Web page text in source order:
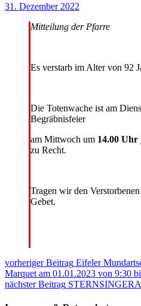
31. Dezember 2022
Mitteilung der Pfarre
Es verstarb im Alter von 92
Die Totenwache ist am
Begräbnisfeier
am Mittwoch um 14.00 Uhr
zu Recht.
Tragen wir den
Gebet.
Beitragsnavigation
vorheriger Beitrag Eifeler
Marquet am 01.01.2023 von 9:30
nächster Beitrag